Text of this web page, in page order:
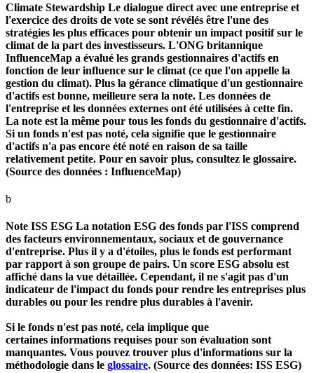
Climate Stewardship Le dialogue direct avec une entreprise et
l'exercice des droits de vote se sont révélés être l'une des
stratégies les plus efficaces pour obtenir un impact positif sur le
climat de la part des investisseurs. L'ONG britannique
InfluenceMap a évalué les grands gestionnaires d'actifs en
fonction de leur influence sur le climat (ce que l'on appelle la
gestion du climat). Plus la gérance climatique d'un gestionnaire
d'actifs est bonne, meilleure sera la note. Les données de
l'entreprise et les données externes ont été utilisées à cette fin.
La note est la même pour tous les fonds du gestionnaire d'actifs.
Si un fonds n'est pas noté, cela signifie que le gestionnaire
d'actifs n'a pas encore été noté en raison de sa taille
relativement petite. Pour en savoir plus, consultez le glossaire.
(Source des données : InfluenceMap)
b
Note ISS ESG La notation ESG des fonds par l'ISS comprend
des facteurs environnementaux, sociaux et de gouvernance
d'entreprise. Plus il y a d'étoiles, plus le fonds est performant
par rapport à son groupe de pairs. Un score ESG absolu est
affiché dans la vue détaillée. Cependant, il ne s'agit pas d'un
indicateur de l'impact du fonds pour rendre les entreprises plus
durables ou pour les rendre plus durables à l'avenir.
Si le fonds n'est pas noté, cela implique que
certaines informations requises pour son évaluation sont
manquantes. Vous pouvez trouver plus d'informations sur la
méthodologie dans le glossaire. (Source des données: ISS ESG)